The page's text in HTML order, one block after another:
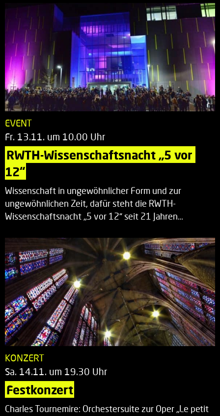
EVENT
Fr. 13.11. um 10.00 Uhr
RWTH-Wissenschaftsnacht „5 vor
12“
Wissenschaft in ungewöhnlicher Form und zur
ungewöhnlichen Zeit, dafür steht die RWTH-
Wissenschaftsnacht „5 vor 12“ seit 21 Jahren…
KONZERT
Sa. 14.11. um 19.30 Uhr
Festkonzert
Charles Tournemire: Orchestersuite zur Oper „Le petit